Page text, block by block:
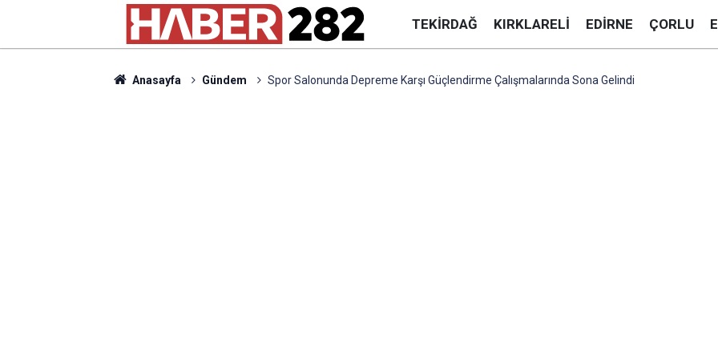
TEKIRDAĞ KIRKLARELI EDIRNE ÇORLU
Anasayfa Gündem Spor Salonunda Depreme Karşı Güçlendirme Çalışmalarında Sona Gelindi